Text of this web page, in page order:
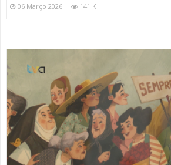
06 Março 2026 141 K